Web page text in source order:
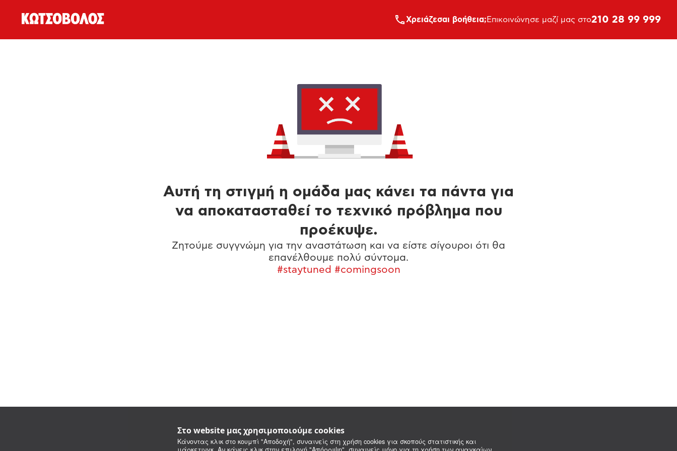
Στο website μας χρησιμοποιούμε cookies
Κάνοντας κλικ στο κουμπί "Αποδοχή", συναινείς στη χρήση cookies για σκοπούς στατιστικής και
Xρειάζεσαι βοήθεια; Επικοινώνησε μαζί μας στο210 28 99 999
Αυτή τη στιγμή η ομάδα μας κάνει τα πάντα για
να αποκατασταθεί το τεχνικό πρόβλημα που
προέκυψε.
Ζητούμε συγγνώμη για την αναστάτωση και να είστε σίγουροι ότι θα
επανέλθουμε πολύ σύντομα.
#staytuned #comingsoon